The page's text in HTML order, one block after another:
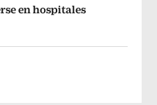
en hospitales